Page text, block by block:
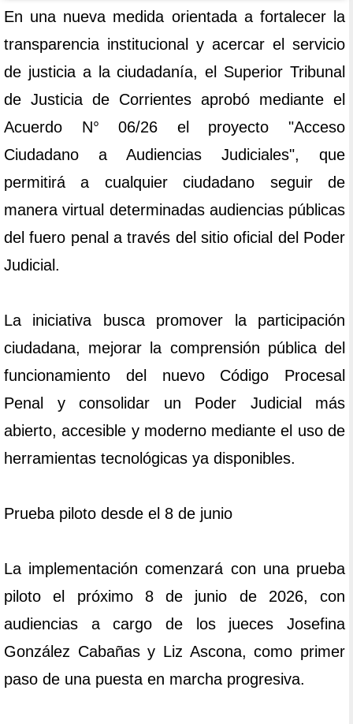
En una nueva medida orientada a fortalecer la
transparencia institucional y acercar el servicio
de justicia a la ciudadanía, el Superior Tribunal
de Justicia de Corrientes aprobó mediante el
Acuerdo N° 06/26 el proyecto "Acceso
Ciudadano a Audiencias Judiciales", que
permitirá a cualquier ciudadano seguir de
manera virtual determinadas audiencias públicas
del fuero penal a través del sitio oficial del Poder
Judicial.
La iniciativa busca promover la participación
ciudadana, mejorar la comprensión pública del
funcionamiento del nuevo Código Procesal
Penal y consolidar un Poder Judicial más
abierto, accesible y moderno mediante el uso de
herramientas tecnológicas ya disponibles.
Prueba piloto desde el 8 de junio
La implementación comenzará con una prueba
piloto el próximo 8 de junio de 2026, con
audiencias a cargo de los jueces Josefina
González Cabañas y Liz Ascona, como primer
paso de una puesta en marcha progresiva.